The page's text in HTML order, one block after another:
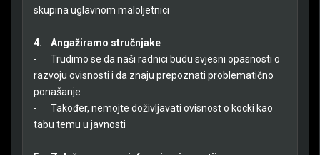
skupina uglavnom maloljetnici
4.
Angažiramo stručnjake
-
Trudimo se da naši radnici budu svjesni opasnosti o
razvoju ovisnosti i da znaju prepoznati problematično
ponašanje
-
Također, nemojte doživljavati ovisnost o kocki kao
tabu temu u javnosti